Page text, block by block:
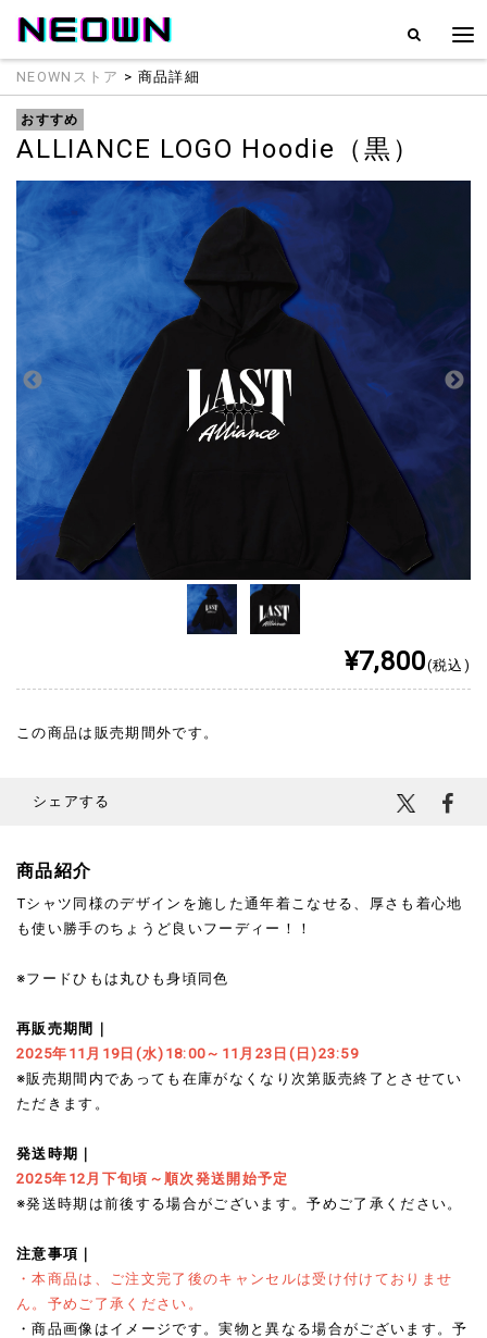
NEOWNストア > 商品詳細
おすすめ
ALLIANCE LOGO Hoodie（黒）
¥7,800(税込)
この商品は販売期間外です。
シェアする
商品紹介
Tシャツ同様のデザインを施した通年着こなせる、厚さも着心地
も使い勝手のちょうど良いフーディー！！
※フードひもは丸ひも身頃同色
再販売期間｜
2025年11月19日(水)18:00～11月23日(日)23:59
※販売期間内であっても在庫がなくなり次第販売終了とさせてい
ただきます。
発送時期｜
2025年12月下旬頃～順次発送開始予定
※発送時期は前後する場合がございます。予めご了承ください。
注意事項｜
・本商品は、ご注文完了後のキャンセルは受け付けておりませ
ん。予めご了承ください。
・商品画像はイメージです。実物と異なる場合がございます。予